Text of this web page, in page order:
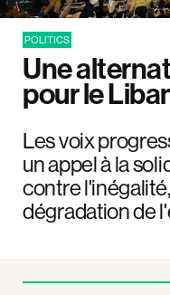
POLITICS
Une
pour le
Les voix
un appel à la
contre
dégradation de